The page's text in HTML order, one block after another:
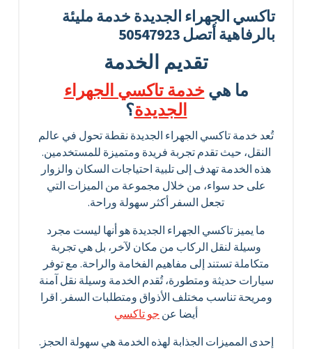
تاكسي الجهراء الجديدة خدمة مليئة
بالرفاهية أتصل 50547923
تقديم الخدمة
ما هيخدمة تاكسي الجهراء
الجديدة؟
تُعد خدمة تاكسي الجهراء الجديدة نقطة تحول في عالم
النقل، حيث تقدم تجربة فريدة ومتميزة للمستخدمين.
هذه الخدمة تهدف إلى تلبية احتياجات السكان والزوار
على حد سواء، من خلال مجموعة من الميزات التي
تجعل السفر أكثر سهولة وراحة.
ما يميز تاكسي الجهراء الجديدة هو أنها ليست مجرد
وسيلة لنقل الركاب من مكان لآخر، بل هي تجربة
متكاملة تستند إلى مفاهيم الفخامة والراحة. مع توفر
سيارات حديثة ومتطورة، تُقدم الخدمة وسيلة نقل آمنة
ومريحة تناسب مختلف الأذواق ومتطلبات السفر. اقرا
أيضا عنجو تاكسي
إحدى المميزات الجذابة لهذه الخدمة هي سهولة الحجز.